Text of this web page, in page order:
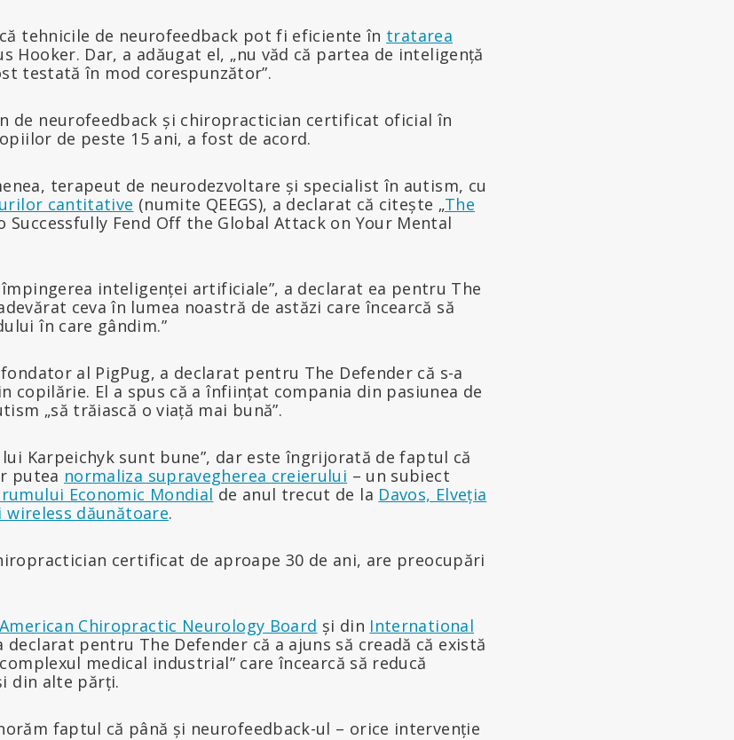
tehnicile de neurofeedback pot fi eficiente în tratarea
Hooker. Dar, a adăugat el, „nu văd că partea de inteligență
testată în mod corespunzător”.
de neurofeedback și chiropractician certificat oficial în
de peste 15 ani, a fost de acord.
terapeut de neurodezvoltare și specialist în autism, cu
urilor cantitative (numite QEEGS), a declarat că citește „The
Successfully Fend Off the Global Attack on Your Mental
inteligenței artificiale”, a declarat ea pentru The
ceva în lumea noastră de astăzi care încearcă să
în care gândim.”
al PigPug, a declarat pentru The Defender că s-a
copilărie. El a spus că a înființat compania din pasiunea de
„să trăiască o viață mai bună”.
Karpeichyk sunt bune”, dar este îngrijorată de faptul că
putea normaliza supravegherea creierului – un subiect
Economic Mondial de anul trecut de la Davos, Elveția
wireless dăunătoare.
certificat de aproape 30 de ani, are preocupări
American Chiropractic Neurology Board și din International
declarat pentru The Defender că a ajuns să creadă că există
medical industrial” care încearcă să reducă
din alte părți.
faptul că până și neurofeedback-ul – orice intervenție